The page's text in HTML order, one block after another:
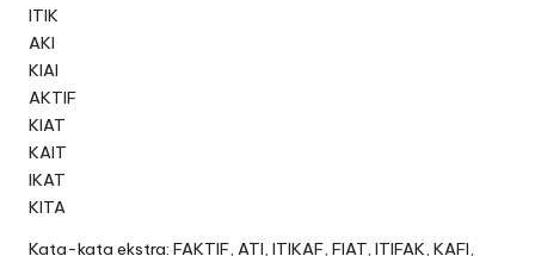
ITIK
AKI
KIAI
AKTIF
KIAT
KAIT
IKAT
KITA
Kata-kata ekstra: FAKTIF, ATI, ITIKAF, FIAT, ITIFAK, KAFI,